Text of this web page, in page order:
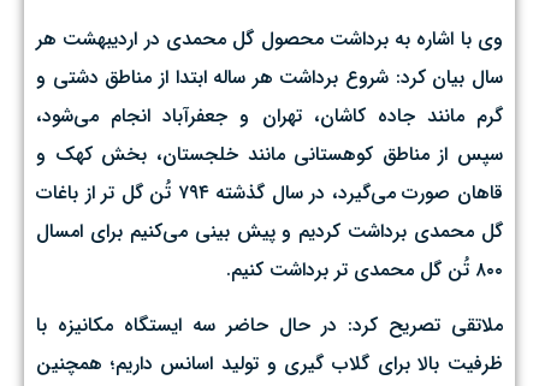
وی با اشاره به برداشت محصول گل محمدی در اردیبهشت هر
سال بیان کرد: شروع برداشت هر ساله ابتدا از مناطق دشتی و
گرم مانند جاده کاشان، تهران و جعفرآباد انجام می‌شود،
سپس از مناطق کوهستانی مانند خلجستان، بخش کهک و
قاهان صورت می‌گیرد، در سال گذشته ۷۹۴ تُن گل تر از باغات
گل محمدی برداشت کردیم و پیش بینی می‌کنیم برای امسال
۸۰۰ تُن گل محمدی تر برداشت کنیم.
ملاتقی تصریح کرد: در حال حاضر سه ایستگاه مکانیزه با
ظرفیت بالا برای گلاب گیری و تولید اسانس داریم؛ همچنین